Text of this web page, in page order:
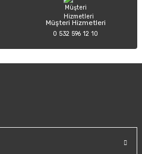
Müşteri Hizmetleri
0 532 596 12 10